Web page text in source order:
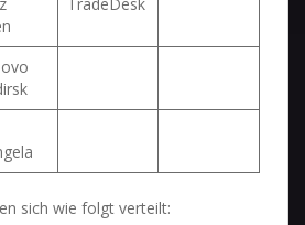
sich wie folgt verteilt: